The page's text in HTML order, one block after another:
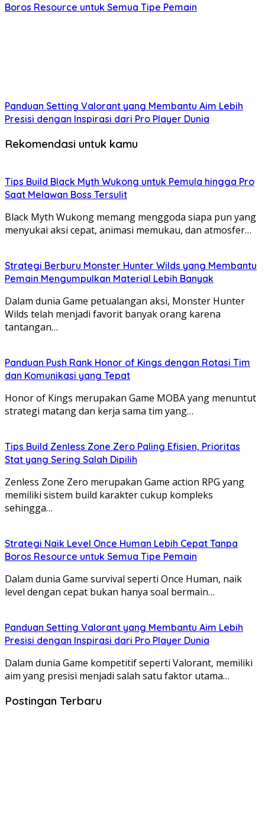
Boros Resource untuk Semua Tipe Pemain
Panduan Setting Valorant yang Membantu Aim Lebih
Presisi dengan Inspirasi dari Pro Player Dunia
Rekomendasi untuk kamu
Tips Build Black Myth Wukong untuk Pemula hingga Pro
Saat Melawan Boss Tersulit
Black Myth Wukong memang menggoda siapa pun yang
menyukai aksi cepat, animasi memukau, dan atmosfer…
Strategi Berburu Monster Hunter Wilds yang Membantu
Pemain Mengumpulkan Material Lebih Banyak
Dalam dunia Game petualangan aksi, Monster Hunter
Wilds telah menjadi favorit banyak orang karena
tantangan…
Panduan Push Rank Honor of Kings dengan Rotasi Tim
dan Komunikasi yang Tepat
Honor of Kings merupakan Game MOBA yang menuntut
strategi matang dan kerja sama tim yang…
Tips Build Zenless Zone Zero Paling Efisien, Prioritas
Stat yang Sering Salah Dipilih
Zenless Zone Zero merupakan Game action RPG yang
memiliki sistem build karakter cukup kompleks
sehingga…
Strategi Naik Level Once Human Lebih Cepat Tanpa
Boros Resource untuk Semua Tipe Pemain
Dalam dunia Game survival seperti Once Human, naik
level dengan cepat bukan hanya soal bermain…
Panduan Setting Valorant yang Membantu Aim Lebih
Presisi dengan Inspirasi dari Pro Player Dunia
Dalam dunia Game kompetitif seperti Valorant, memiliki
aim yang presisi menjadi salah satu faktor utama…
Postingan Terbaru